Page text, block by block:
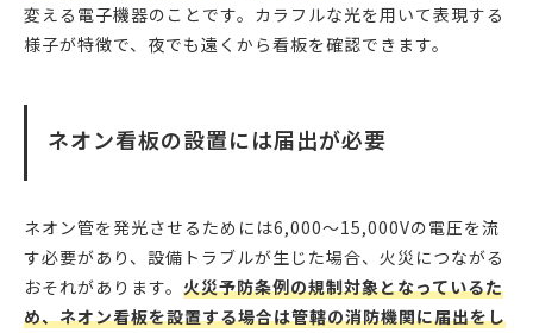
変える電子機器のことです。カラフルな光を用いて表現する
様子が特徴で、夜でも遠くから看板を確認できます。
ネオン看板の設置には届出が必要
ネオン管を発光させるためには6,000〜15,000Vの電圧を流
す必要があり、設備トラブルが生じた場合、火災につながる
おそれがあります。 火災予防条例の規制対象となっているた
め、ネオン看板を設置する場合は管轄の消防機関に届出をし